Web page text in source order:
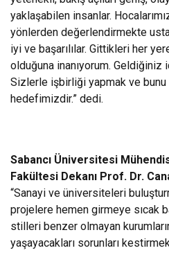
yaklaşabilen insanlar.
yönlerden değerlendirmekte
iyi ve başarılılar. Gittikleri her
olduğuna inanıyorum.
Sizlerle işbirliği yapmak ve
hedefimizdir.” dedi.
Sabancı Üniversitesi
Fakültesi Dekanı Prof. Dr.
“Sanayi ve üniversiteleri
projelere hemen girmeye sıcak
stilleri benzer olmayan
yaşayacakları sorunları